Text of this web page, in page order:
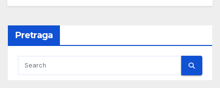
Pretraga